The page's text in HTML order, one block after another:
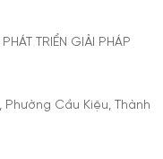
TRIỂN GIẢI PHÁP
Cầu Kiệu, Thành